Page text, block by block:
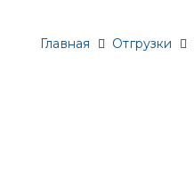
Главная Отгрузки